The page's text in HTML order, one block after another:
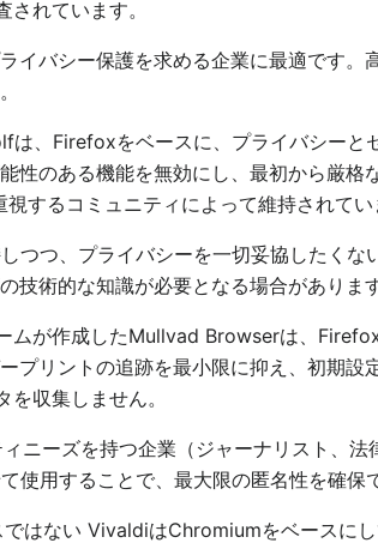
れています。
イバシー保護を求める企業に最適です。
、Firefoxをベースに、プライバシーと
性のある機能を無効にし、最初から厳格
するコミュニティによって維持されてい
つつ、プライバシーを一切妥協したくな
術的な知識が必要となる場合があります
ムが作成したMullvad Browserは、
リントの追跡を最小限に抑え、初期設
収集しません。
ニーズを持つ企業（ジャーナリスト、法
用することで、最大限の匿名性を確保
はない VivaldiはChromiumをベースに